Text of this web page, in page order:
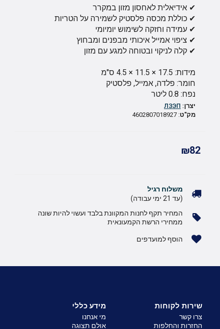
✔ אידיאלית לאחסון מזון במקרר
✔ כוללת מכסה פלסטיק לשמירה על הטריות
✔ עמידה וחזקה לשימוש יומיומי
✔ ציפוי אמייל איכותי מבפנים ומבחוץ
✔ קלה לניקוי ובטוחה למגע עם מזון
מידות: 17.5 × 11.5 × 4.5 ס"מ
חומר: פלדה, אמייל, פלסטיק
נפח: 0.8 ליטר
יצרן: ЛЗЭП
מק"ט: 4602807018927
₪82
משלוח רגיל
(עד 21 ימי עבודה)
המחיר תקף לחנות המקוונת בלבד ועשוי להיות שונה
ממחירי הרשת הקמעונאית
הוסף למועדפים
שירות לקוחות
צרו קשר
החזרות והחלפות
מידע כללי
מי אנחנו
אולם תצוגה